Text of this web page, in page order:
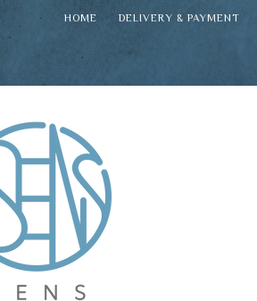
HOME DELIVERY & PAYMENT